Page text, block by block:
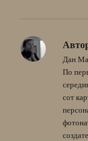
Дан
По
сот